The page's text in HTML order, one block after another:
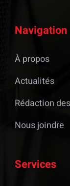
Navigation
À propos
Actualités
Rédaction
Nous joindre
Services